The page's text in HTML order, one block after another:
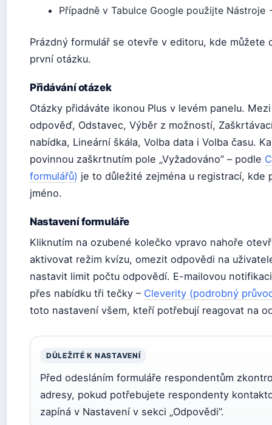
Případně v Tabulce Google použijte
Prázdný formulář se otevře v editoru, kde můžete
první otázku.
Přidávání otázek
Otázky přidáváte ikonou Plus v levém panelu.
odpověď, Odstavec, Výběr z možností,
nabídka, Lineární škála, Volba data i Volba času.
povinnou zaškrtnutím pole „Vyžadováno” – podle
formulářů) je to důležité zejména u registrací, kde
jméno.
Nastavení formuláře
Kliknutím na ozubené kolečko vpravo nahoře
aktivovat režim kvízu, omezit odpovědi na
nastavit limit počtu odpovědí. E-mailovou
přes nabídku tři tečky – Cleverity (podrobný
toto nastavení všem, kteří potřebují reagovat na
DŮLEŽITÉ K NASTAVENÍ
Před odesláním formuláře respondentům
adresy, pokud potřebujete respondenty
zapíná v Nastavení v sekci „Odpovědi”.